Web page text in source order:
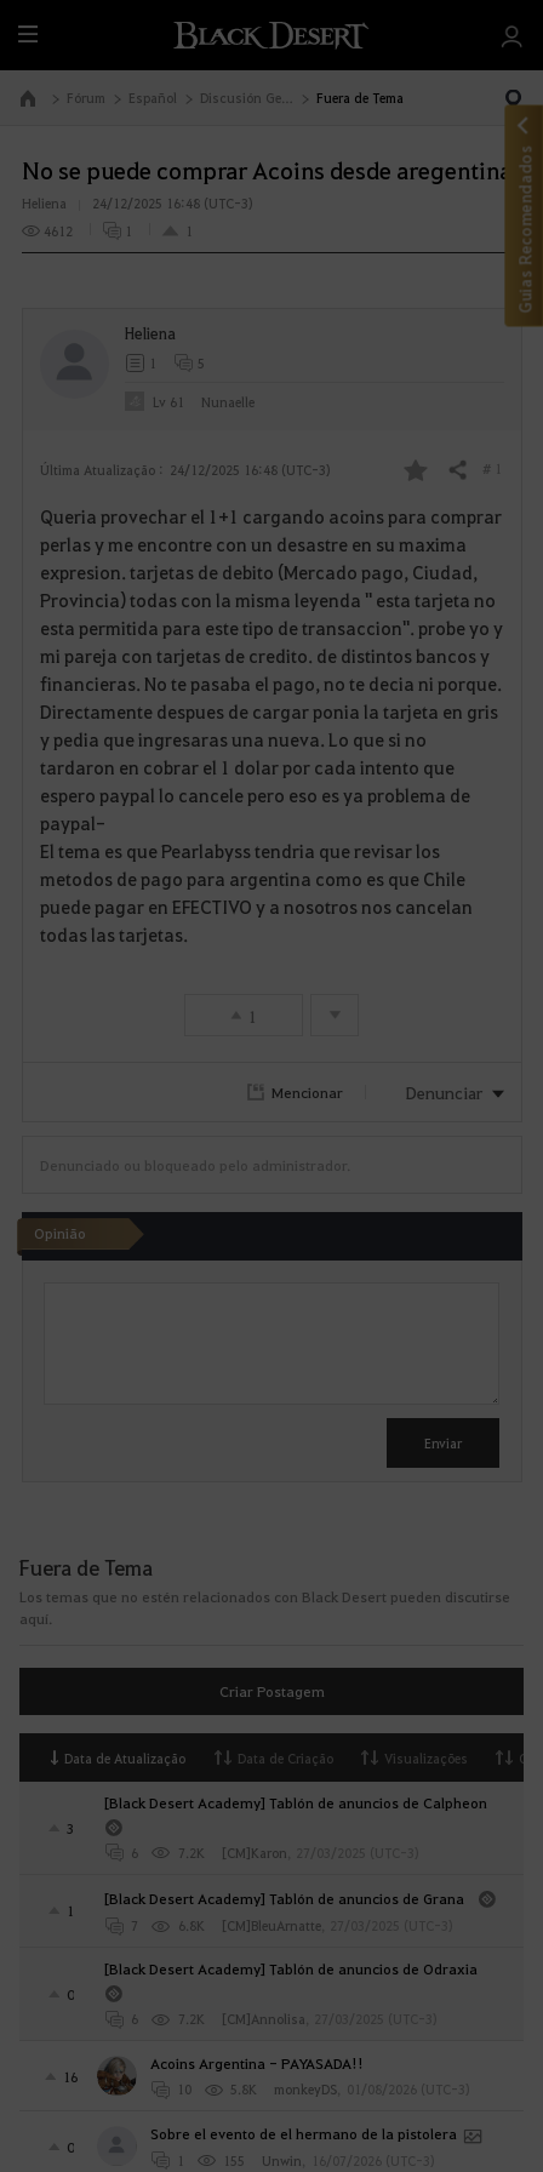
T
u
d
Ir à Página Inicial Fórum Español Fuera de Tema
No se puede comprar Acoins desde aregentina
Heliena
24/12/2025 16:48 (UTC-3)
4612
1 1
Última Atualização : 24/12/2025 16:48 (UTC-3)
a
v
o
r
i
t
s
Compartilhar # 1
Queria provechar el 1+1 cargando acoins para comprar
perlas y me encontre con un desastre en su maxima
expresion. tarjetas de debito (Mercado pago, Ciudad,
Provincia) todas con la misma leyenda " esta tarjeta no
esta permitida para este tipo de transaccion". probe yo y
mi pareja con tarjetas de credito. de distintos bancos y
financieras. No te pasaba el pago, no te decia ni porque.
Directamente despues de cargar ponia la tarjeta en gris
y pedia que ingresaras una nueva. Lo que si no
tardaron en cobrar el 1 dolar por cada intento que
espero paypal lo cancele pero eso es ya problema de
paypal-
El tema es que Pearlabyss tendria que revisar los
metodos de pago para argentina como es que Chile
puede pagar en EFECTIVO y a nosotros nos cancelan
todas las tarjetas.
1
Heliena
1 5
Lv 61 Nunaelle
Mencionar Denunciar
Denunciado ou bloqueado pelo administrador.
Opinião
Enviar
Fuera de Tema
Los temas que no estén relacionados con Black Desert pueden discutirse
aquí.
Criar Postagem
Data de Atualização Data de Criação Visualizações
3
[Black Desert Academy] Tablón de anuncios de Calpheon
6 7.2K [CM]Karon
1
[Black Desert Academy] Tablón de anuncios de Grana
7 6.8K [CM]BleuArnatte,
0
[Black Desert Academy] Tablón de anuncios de Odraxia
6 7.2K [CM]Annolisa
16
Acoins Argentina - PAYASADA!!
10 5.8K monkeyDS 01/08/2026 (UTC-3)
0
Sobre el evento de el hermano de la pistolera
1 155 Unwin 16/07/2026 (UTC-3)
Guias Recomendados